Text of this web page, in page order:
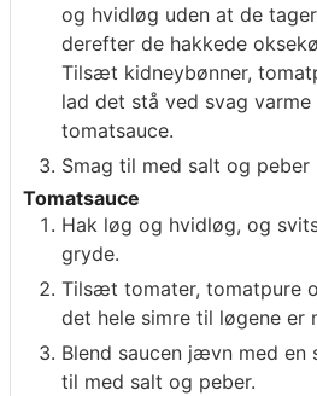
og hvidløg uden at de
derefter de hakkede
Tilsæt kidneybønner,
lad det stå ved svag varme
tomatsauce.
Smag til med salt og peber
Tomatsauce
Hak løg og hvidløg, og
gryde.
Tilsæt tomater, tomatpure
det hele simre til løgene er
Blend saucen jævn med en
til med salt og peber.